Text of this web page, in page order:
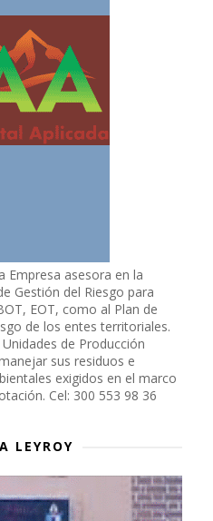
Empresa asesora en la
Gestión del Riesgo para
EOT, como al Plan de
de los entes territoriales.
de Producción
sus residuos e
exigidos en el marco
Cel: 300 553 98 36
LEYROY